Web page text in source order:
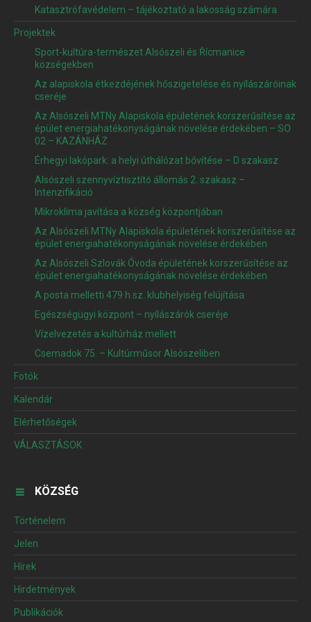
Katasztrófavédelem – tájékoztató a lakosság számára
Projektek
Sport-kultúra-természet Alsószeli és Řícmanice
községekben
Az alapiskola étkezdéjének hőszigetelése és nyílászáróinak
cseréje
Az Alsószeli MTNy Alapiskola épületének korszerűsítése az
épület energiahatékonyságának növelése érdekében – SO
02 – KAZÁNHÁZ
Érhegyi lakópark: a helyi úthálózat bővítése – D szakasz
Alsószeli szennyvíztisztító állomás 2. szakasz –
Intenzifikáció
Mikroklíma javítása a község központjában
Az Alsószeli MTNy Alapiskola épületének korszerűsítése az
épület energiahatékonyságának növelése érdekében
Az Alsószeli Szlovák Óvoda épületének korszerűsítése az
épület energiahatékonyságának növelése érdekében
A posta melletti 479 h.sz. klubhelyiség felújítása
Egészségügyi központ – nyílászárók cseréje
Vízelvezetés a kultúrház mellett
Csemadok 75. – Kultúrműsor Alsószeliben
Fotók
Kalendár
Elérhetőségek
VÁLASZTÁSOK
KÖZSÉG
Történelem
Jelen
Hírek
Hirdetmények
Publikációk